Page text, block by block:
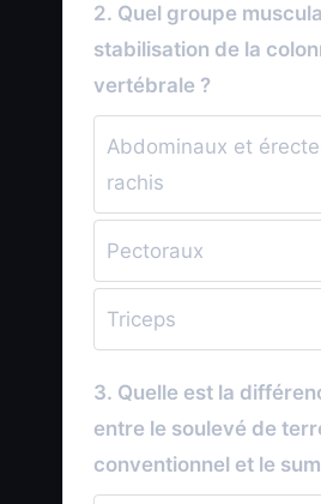
2. Quel groupe
stabilisation de la
vertébrale ?
Abdominaux et
rachis
Pectoraux
Triceps
3. Quelle est la
entre le soulevé de
conventionnel et le